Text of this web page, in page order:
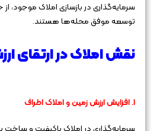
سرمایه‌گذاری در بازسازی املاک موجود،
توسعه موفق محله‌ها هستند.
نقش املاک در ارتقای
1. افزایش ارزش زمین و املاک اطراف